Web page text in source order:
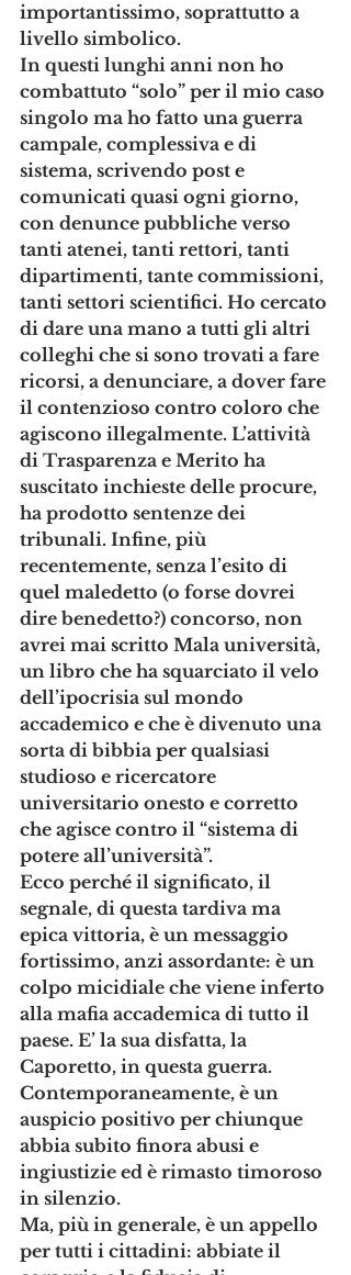
importantissimo, soprattutto a
livello simbolico.
In questi lunghi anni non ho
combattuto “solo” per il mio caso
singolo ma ho fatto una guerra
campale, complessiva e di
sistema, scrivendo post e
comunicati quasi ogni giorno,
con denunce pubbliche verso
tanti atenei, tanti rettori, tanti
dipartimenti, tante commissioni,
tanti settori scientifici. Ho cercato
di dare una mano a tutti gli altri
colleghi che si sono trovati a fare
ricorsi, a denunciare, a dover fare
il contenzioso contro coloro che
agiscono illegalmente. L’attività
di Trasparenza e Merito ha
suscitato inchieste delle procure,
ha prodotto sentenze dei
tribunali. Infine, più
recentemente, senza l’esito di
quel maledetto (o forse dovrei
dire benedetto?) concorso, non
avrei mai scritto Mala università,
un libro che ha squarciato il velo
dell’ipocrisia sul mondo
accademico e che è divenuto una
sorta di bibbia per qualsiasi
studioso e ricercatore
universitario onesto e corretto
che agisce contro il “sistema di
potere all’università”.
Ecco perché il significato, il
segnale, di questa tardiva ma
epica vittoria, è un messaggio
fortissimo, anzi assordante: è un
colpo micidiale che viene inferto
alla mafia accademica di tutto il
paese. E’ la sua disfatta, la
Caporetto, in questa guerra.
Contemporaneamente, è un
auspicio positivo per chiunque
abbia subito finora abusi e
ingiustizie ed è rimasto timoroso
in silenzio.
Ma, più in generale, è un appello
per tutti i cittadini: abbiate il